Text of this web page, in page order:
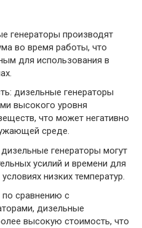
генераторы производят
во время работы, что
для использования в
дизельные генераторы
высокого уровня
что может негативно
среде.
генераторы могут
усилий и времени для
низких температур.
сравнению с
дизельные
высокую стоимость, что